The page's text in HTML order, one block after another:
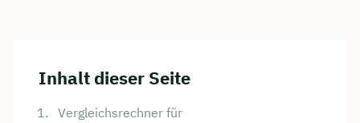
Inhalt dieser Seite
Vergleichsrechner für